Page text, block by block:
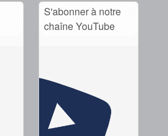
S'abonner à notre
chaîne YouTube